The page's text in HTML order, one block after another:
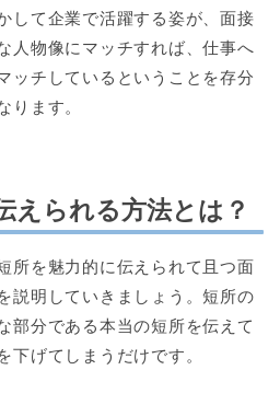
して企業で活躍する姿が、面接
人物像にマッチすれば、仕事へ
ッチしているということを存分
ります。
えられる方法とは？
所を魅力的に伝えられて且つ面
説明していきましょう。短所の
部分である本当の短所を伝えて
下げてしまうだけです。